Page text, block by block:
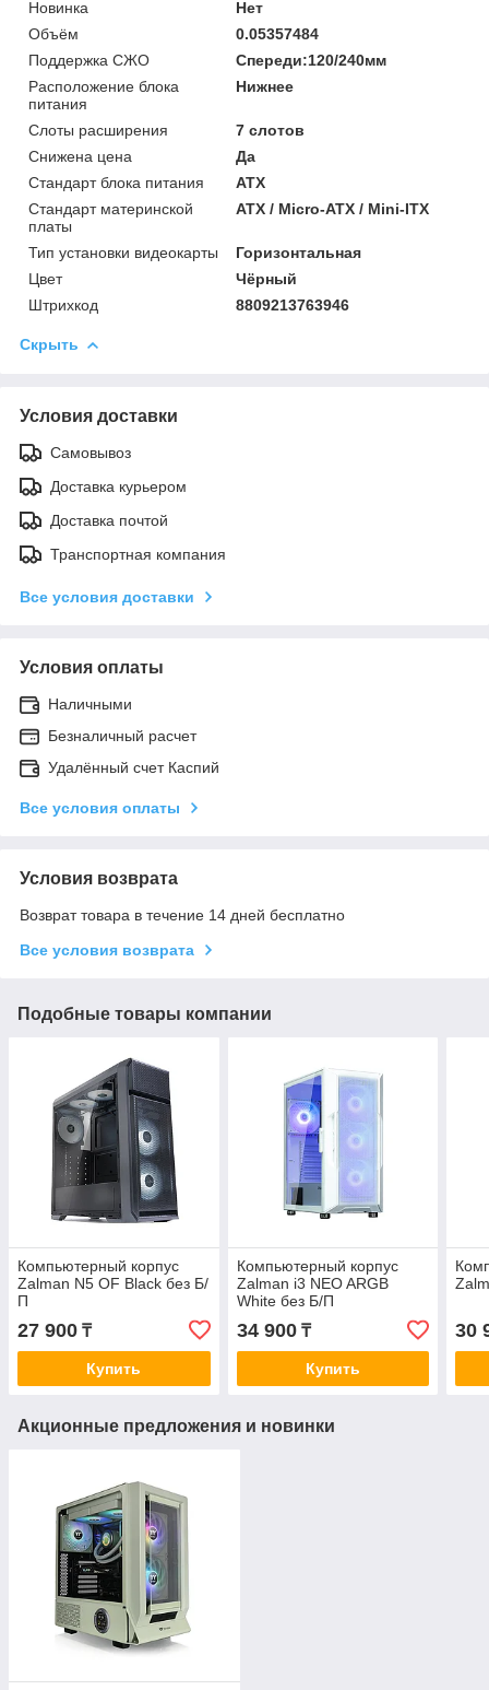
Новинка
Нет
Объём
0.05357484
Поддержка СЖО
Спереди:120/240мм
Расположение блока
питания
Нижнее
Слоты расширения
7 слотов
Снижена цена
Да
Стандарт блока питания
ATX
Стандарт материнской
платы
ATX / Micro-ATX / Mini-ITX
Тип установки видеокарты
Горизонтальная
Цвет
Чёрный
Штрихкод
8809213763946
Скрыть
Условия доставки
Самовывоз
Доставка курьером
Доставка почтой
Транспортная компания
Все условия доставки
Условия оплаты
Наличными
Безналичный расчет
Удалённый счет Каспий
Все условия оплаты
Условия возврата
Возврат товара в течение 14 дней бесплатно
Все условия возврата
Подобные товары компании
Компьютерный корпус
Zalman N5 OF Black без Б/
П
27 900 ₸
Купить
Компьютерный корпус
Zalman i3 NEO ARGB
White без Б/П
34 900₸
Купить
30
Акционные предложения и новинки